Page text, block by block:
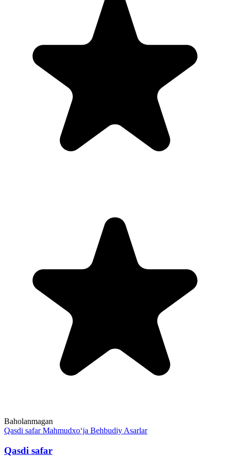
Baholanmagan
Qasdi safar Mahmudxo‘ja BehbudiyAsarlar
Qasdi safar